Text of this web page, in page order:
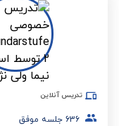
تدریس آنلاین
636 جلسه موفق